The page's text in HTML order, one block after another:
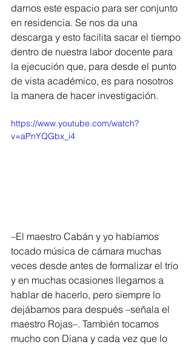
darnos este espacio para ser conjunto
en residencia. Se nos da una
descarga y esto facilita sacar el tiempo
dentro de nuestra labor docente para
la ejecución que, para desde el punto
de vista académico, es para nosotros
la manera de hacer investigación.
https://www.youtube.com/watch?
v=aPnYQGbx_i4
–El maestro Cabán y yo habíamos
tocado música de cámara muchas
veces desde antes de formalizar el trío
y en muchas ocasiones llegamos a
hablar de hacerlo, pero siempre lo
dejábamos para después –señala el
maestro Rojas–. También tocamos
mucho con Diana y cada vez que lo